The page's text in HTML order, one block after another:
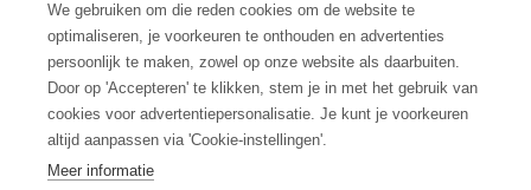
Disclaimer
Privacy Policy
Cookies
Cookie policy
We gebruiken om die reden cookies om de website te
optimaliseren, je voorkeuren te onthouden en advertenties
persoonlijk te maken, zowel op onze website als daarbuiten.
Door op 'Accepteren' te klikken, stem je in met het gebruik van
cookies voor advertentiepersonalisatie. Je kunt je voorkeuren
altijd aanpassen via 'Cookie-instellingen'.
Meer informatie